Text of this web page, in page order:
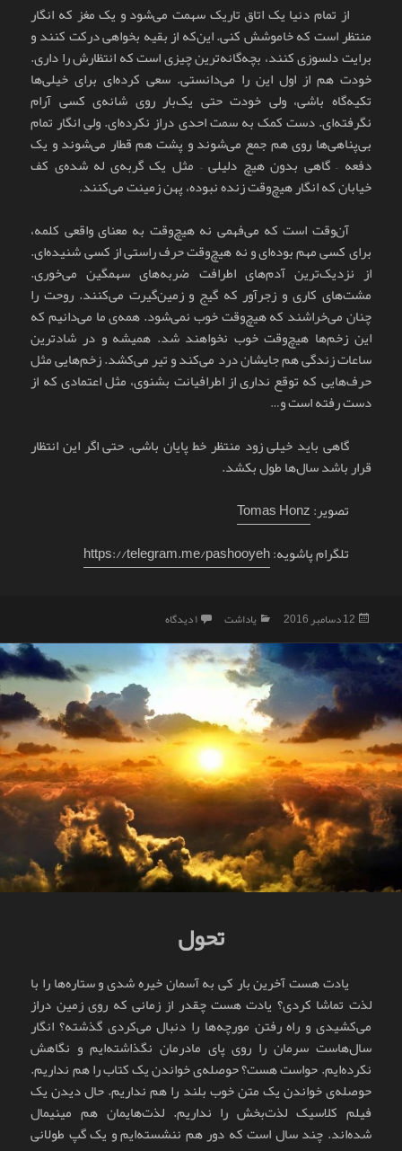
از تمام دنیا یک اتاق تاریک سهمت می‌شود و یک مغز که انگار
منتظر است که خاموشش کنی. این‌که از بقیه بخواهی درکت کنند و
برایت دلسوزی کنند، بچه‌گانه‌ترین چیزی است که انتظارش را داری.
خودت هم از اول این را می‌دانستی. سعی کرده‌ای برای خیلی‌ها
تکیه‌گاه باشی، ولی خودت حتی یک‌بار روی شانه‌ی کسی آرام
نگرفته‌ای. دست کمک به سمت احدی دراز نکرده‌ای. ولی انگار تمام
بی‌پناهی‌ها روی هم جمع می‌شوند و پشت هم قطار می‌شوند و یک
دفعه – گاهی بدون هیچ دلیلی – مثل یک گربه‌ی له شده‌ی کف
خیابان که انگار هیچ‌وقت زنده نبوده، پهن زمینت می‌کنند.
آن‌وقت است که می‌فهمی نه هیچ‌وقت به معنای واقعی کلمه،
برای کسی مهم بوده‌ای و نه هیچ‌وقت حرف راستی از کسی شنیده‌ای.
از نزدیک‌ترین آدم‌های اطرافت ضربه‌های سهمگین می‌خوری.
مشت‌های کاری و زجرآور که گیج و زمین‌گیرت می‌کنند. روحت را
چنان می‌خراشند که هیچ‌وقت خوب نمی‌شود. همه‌ی ما می‌دانیم که
این زخم‌ها هیچ‌وقت خوب نخواهند شد. همیشه و در شادترین
ساعات زندگی هم جایشان درد می‌کند و تیر می‌کشد. زخم‌هایی مثل
حرف‌هایی که توقع نداری از اطرافیانت بشنوی، مثل اعتمادی که از
دست رفته است و…
گاهی باید خیلی زود منتظر خط پایان باشی. حتی اگر این انتظار
قرار باشد سال‌ها طول بکشد.
تصویر:Tomas Honz
تلگرام پاشویه:https://telegram.me/pashooyeh
ارسال
در
12 دسامبر 2016 دسته‌ها
یاداشت ۱ دیدگاه برای تاریکی
تحول
یادت هست آخرین بار کی به آسمان خیره شدی و ستاره‌ها را با
لذت تماشا کردی؟ یادت هست چقدر از زمانی که روی زمین دراز
می‌کشیدی و راه رفتن مورچه‌ها را دنبال می‌کردی گذشته؟ انگار
سال‌هاست سرمان را روی پای مادرمان نگذاشته‌ایم و نگاهش
نکرده‌ایم. حواست هست؟ حوصله‌ی خواندن یک کتاب را هم نداریم.
حوصله‌ی خواندن یک متن خوب بلند را هم نداریم. حال دیدن یک
فیلم کلاسیک لذت‌بخش را نداریم. لذت‌هایمان هم مینیمال
شده‌اند. چند سال است که دور هم ننشسته‌ایم و یک گپ طولانی